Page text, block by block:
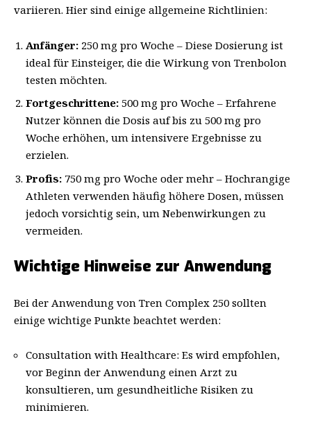
variieren. Hier sind einige allgemeine Richtlinien:
Anfänger: 250 mg pro Woche – Diese Dosierung ist
ideal für Einsteiger, die die Wirkung von Trenbolon
testen möchten.
Fortgeschrittene: 500 mg pro Woche – Erfahrene
Nutzer können die Dosis auf bis zu 500 mg pro
Woche erhöhen, um intensivere Ergebnisse zu
erzielen.
Profis: 750 mg pro Woche oder mehr – Hochrangige
Athleten verwenden häufig höhere Dosen, müssen
jedoch vorsichtig sein, um Nebenwirkungen zu
vermeiden.
Wichtige Hinweise zur Anwendung
Bei der Anwendung von Tren Complex 250 sollten
einige wichtige Punkte beachtet werden:
Consultation with Healthcare: Es wird empfohlen,
vor Beginn der Anwendung einen Arzt zu
konsultieren, um gesundheitliche Risiken zu
minimieren.